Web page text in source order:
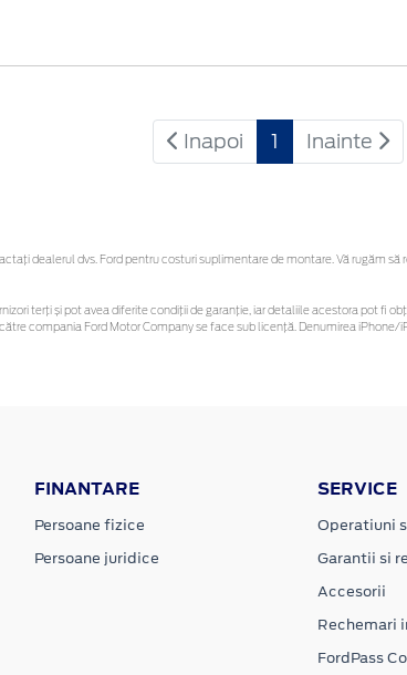
Inapoi 1 Inainte
dealerul dvs. Ford pentru costuri suplimentare de montare. Vă rugăm
terți și pot avea diferite condiții de garanție, iar detaliile acestora pot fi
compania Ford Motor Company se face sub licență. Denumirea
FINANTARE
Persoane fizice
Persoane juridice
SERVICE
Operatiuni
Garantii si
Accesorii
Rechemari
FordPass